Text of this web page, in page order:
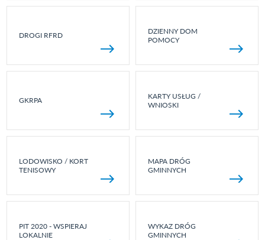
DROGI RFRD
DZIENNY DOM
POMOCY
GKRPA
KARTY USŁUG /
WNIOSKI
LODOWISKO / KORT
TENISOWY
MAPA DRÓG
GMINNYCH
PIT 2020 - WSPIERAJ
LOKALNIE
WYKAZ DRÓG
GMINNYCH